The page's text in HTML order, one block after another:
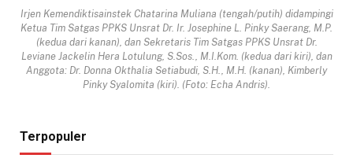
Irjen Kemendiktisainstek Chatarina Muliana (tengah/putih) didampingi
Ketua Tim Satgas PPKS Unsrat Dr. Ir. Josephine L. Pinky Saerang, M.P.
(kedua dari kanan), dan Sekretaris Tim Satgas PPKS Unsrat Dr.
Leviane Jackelin Hera Lotulung, S.Sos., M.I.Kom. (kedua dari kiri), dan
Anggota: Dr. Donna Okthalia Setiabudi, S.H., M.H. (kanan), Kimberly
Pinky Syalomita (kiri). (Foto: Echa Andris).
Terpopuler